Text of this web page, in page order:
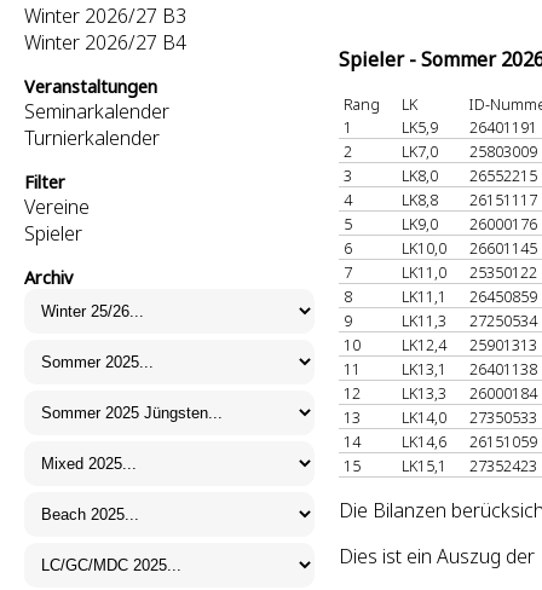
Winter 2026/27 B3
Winter 2026/27 B4
Veranstaltungen
Seminarkalender
Turnierkalender
Filter
Vereine
Spieler
Archiv
Spieler - Sommer
Rang LK
ID-
1
LK5,9
26401191
2
LK7,0
25803009
3
LK8,0
26552215
4
LK8,8
26151117
5
LK9,0
26000176
6
LK10,0
26601145
7
LK11,0
25350122
8
LK11,1
26450859
9
LK11,3
27250534
10
LK12,4
25901313
11
LK13,1
26401138
12
LK13,3
26000184
13
LK14,0
27350533
14
LK14,6
26151059
15
LK15,1 27352423
Die Bilanzen
Dies ist ein Auszug